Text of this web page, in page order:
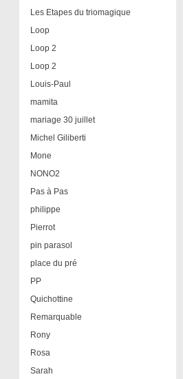
Les Etapes du triomagique
Loop
Loop 2
Loop 2
Louis-Paul
mamita
mariage 30 juillet
Michel Giliberti
Mone
NONO2
Pas à Pas
philippe
Pierrot
pin parasol
place du pré
PP
Quichottine
Remarquable
Rony
Rosa
Sarah